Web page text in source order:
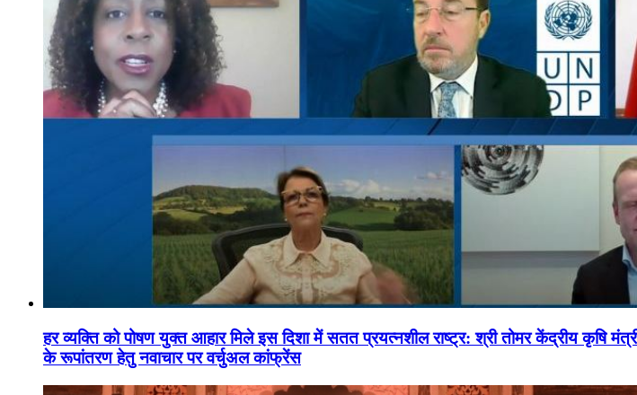
हर व्यक्ति को पोषण युक्त आहार मिले इस दिशा में सतत प्रयत्नशील राष्ट्र: श्री तोमर केंद्रीय कृषि
के रूपांतरण हेतु नवाचार पर वर्चुअल कांफ्रेंस